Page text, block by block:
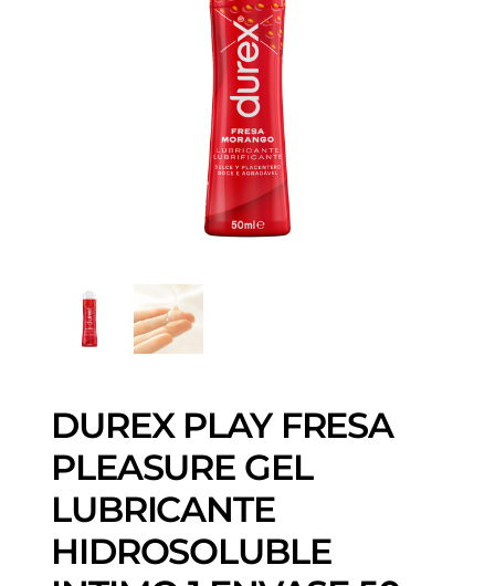
DUREX PLAY FRESA
PLEASURE GEL
LUBRICANTE
HIDROSOLUBLE